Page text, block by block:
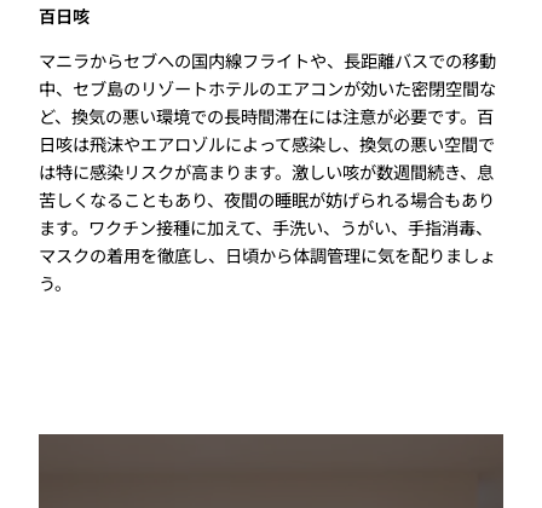
百日咳
マニラからセブへの国内線フライトや、長距離バスでの移動
中、セブ島のリゾートホテルのエアコンが効いた密閉空間な
ど、換気の悪い環境での長時間滞在には注意が必要です。百
日咳は飛沫やエアロゾルによって感染し、換気の悪い空間で
は特に感染リスクが高まります。激しい咳が数週間続き、息
苦しくなることもあり、夜間の睡眠が妨げられる場合もあり
ます。ワクチン接種に加えて、手洗い、うがい、手指消毒、
マスクの着用を徹底し、日頃から体調管理に気を配りましょ
う。